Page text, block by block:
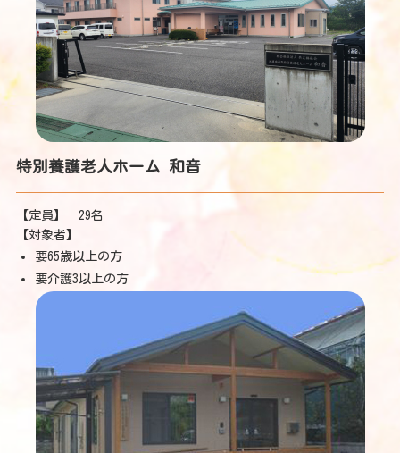
特別養護老人ホーム 和音
【定員】 29名
【対象者】
要65歳以上の方
要介護3以上の方